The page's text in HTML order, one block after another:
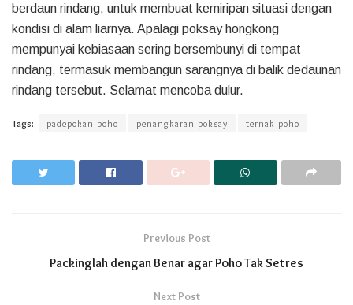
berdaun rindang, untuk membuat kemiripan situasi dengan
kondisi di alam liarnya. Apalagi poksay hongkong
mempunyai kebiasaan sering bersembunyi di tempat
rindang, termasuk membangun sarangnya di balik dedaunan
rindang tersebut. Selamat mencoba dulur.
Tags: padepokan poho penangkaran poksay ternak poho
Previous Post
Packinglah dengan Benar agar Poho Tak Setres
Next Post